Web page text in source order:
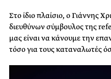
Στο ίδιο πλαίσιο, ο Γιάννης
διευθύνων σύμβουλος της
μας είναι να κάνουμε την
τόσο για τους καταναλωτές